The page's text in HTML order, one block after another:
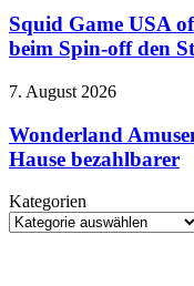
Instagram
an
trägt
Prada
–
randaliert
wieder
im
USA
offenbar
gestrichen:
zieht
Spin-
off
Stecker
Squid Game USA
beim Spin-off den
Wonderland
macht
echte
Flipper
zu
Hause
7. August 2026
Wonderland
Hause bezahlbarer
Kategorien
Kategorien